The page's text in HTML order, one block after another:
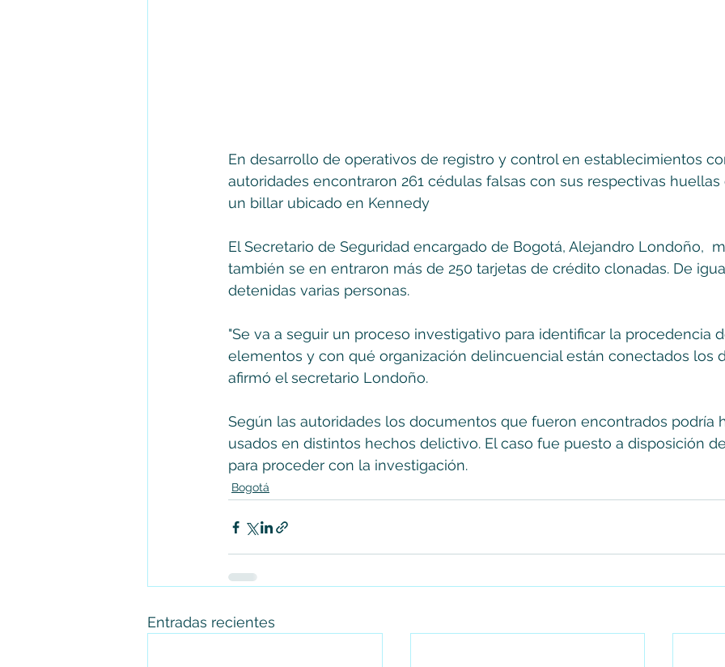
En desarrollo de operativos de registro y control en establecimientos
autoridades encontraron 261 cédulas falsas con sus respectivas huellas
un billar ubicado en Kennedy
El Secretario de Seguridad encargado de Bogotá, Alejandro Londoño,
también se en entraron más de 250 tarjetas de crédito clonadas. De
detenidas varias personas.
"Se va a seguir un proceso investigativo para identificar la procedencia
elementos y con qué organización delincuencial están conectados los
afirmó el secretario Londoño.
Según las autoridades los documentos que fueron encontrados podría
usados en distintos hechos delictivo. El caso fue puesto a disposición
para proceder con la investigación.
Bogotá
Entradas recientes